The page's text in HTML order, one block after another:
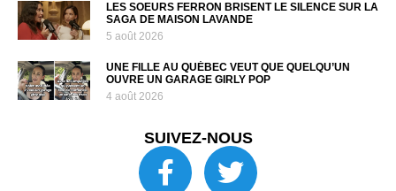
LES SOEURS FERRON BRISENT LE SILENCE SUR LA
SAGA DE MAISON LAVANDE
5 août 2026
UNE FILLE AU QUÉBEC VEUT QUE QUELQU’UN
OUVRE UN GARAGE GIRLY POP
4 août 2026
SUIVEZ-NOUS